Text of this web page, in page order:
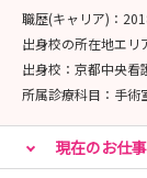
職歴(キャリア)：
出身校の所在地エリ
出身校： 京都中央看
所属診療科目： 手術
現在のお仕